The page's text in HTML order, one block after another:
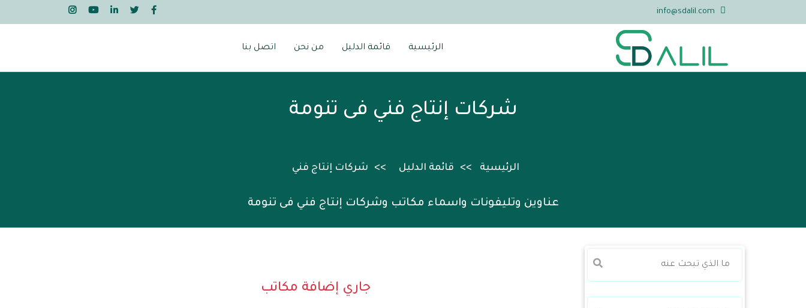
info@sdalil.com
الرئيسية قائمة الدليل من نحن اتصل بنا
شركات إنتاج فني فى تنومة
الرئيسية قائمة الدليل شركات إنتاج فني
عناوين وتليفونات واسماء مكاتب وشركات إنتاج فني فى تنومة
جاري إضافة مكاتب